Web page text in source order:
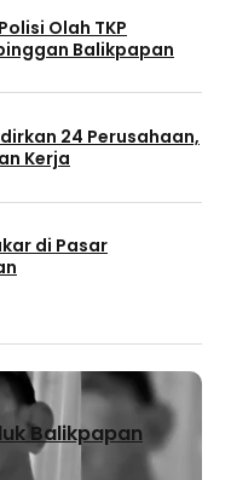
Olah TKP
Balikpapan
24 Perusahaan,
Kerja
di Pasar
Balikpapan